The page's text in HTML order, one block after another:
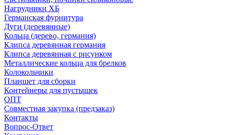
Нагрудники ХБ
Германская фурнитура
Дуги (деревянные)
Кольца (дерево, германия)
Клипса деревянная германия
Клипса деревянная с рисунком
Металлические кольца для брелков
Колокольчики
Планшет для сборки
Контейнеры для пустышек
ОПТ
Совместная закупка (предзаказ)
Контакты
Вопрос-Ответ